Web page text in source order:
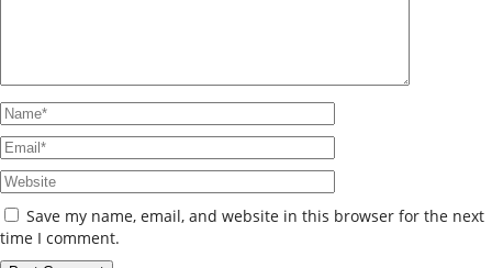
Save my name, email, and website in this browser for the next
time I comment.